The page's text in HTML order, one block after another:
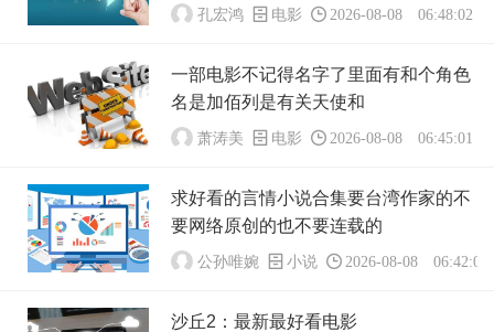
孔宏鸿 电影 2026-08-08 06:48:02
一部电影不记得名字了里面有和个角色
名是加佰列是有关天使和
萧涛美 电影 2026-08-08 06:45:01
求好看的言情小说合集要台湾作家的不
要网络原创的也不要连载的
公孙唯婉 小说 2026-08-08 06:42:02
沙丘2：最新最好看电影